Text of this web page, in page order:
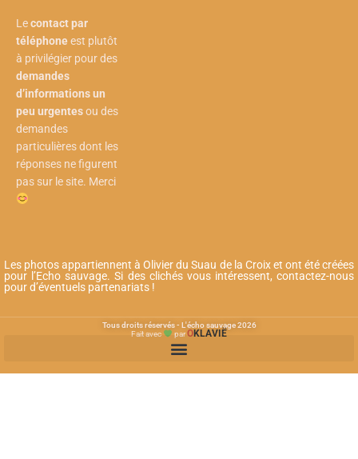
Lecontact par
téléphoneest plutôt
à privilégier pour des
demandes
d’informations un
peu urgentesou des
demandes
particulières dont les
réponses ne figurent
pas sur le site. Merci
Les photos appartiennent à Olivier du Suau de la Croix et ont été créées
pour l’Echo sauvage. Si des clichés vous intéressent, contactez-nous
pour d’éventuels partenariats !
Tous droits réservés - L'écho sauvage 2026
Fait avec
parOKLAVIË